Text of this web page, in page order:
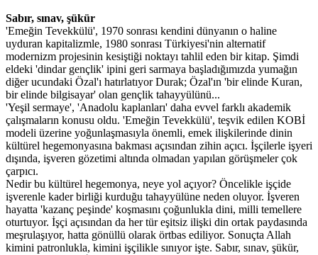
Sabır, sınav, şükür
'Emeğin Tevekkülü', 1970 sonrası kendini dünyanın o haline
uyduran kapitalizmle, 1980 sonrası Türkiyesi'nin alternatif
modernizm projesinin kesiştiği noktayı tahlil eden bir kitap. Şimdi
eldeki 'dindar gençlik' ipini geri sarmaya başladığımızda yumağın
diğer ucundaki Özal'ı hatırlatıyor Durak; Özal'ın 'bir elinde Kuran,
bir elinde bilgisayar' olan gençlik tahayyülünü...
'Yeşil sermaye', 'Anadolu kaplanları' daha evvel farklı akademik
çalışmaların konusu oldu. 'Emeğin Tevekkülü', teşvik edilen KOBİ
modeli üzerine yoğunlaşmasıyla önemli, emek ilişkilerinde dinin
kültürel hegemonyasına bakması açısından zihin açıcı. İşçilerle işyeri
dışında, işveren gözetimi altında olmadan yapılan görüşmeler çok
çarpıcı.
Nedir bu kültürel hegemonya, neye yol açıyor? Öncelikle işçide
işverenle kader birliği kurduğu tahayyülüne neden oluyor. İşveren
hayatta 'kazanç peşinde' koşmasını çoğunlukla dini, milli temellere
oturtuyor. İşçi açısından da her tür eşitsiz ilişki din ortak paydasında
meşrulaşıyor, hatta gönüllü olarak örtbas ediliyor. Sonuçta Allah
kimini patronlukla, kimini işçilikle sınıyor işte. Sabır, sınav, şükür,